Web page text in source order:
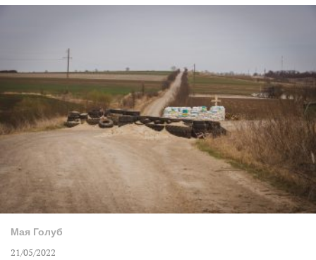
Мая Голуб
21/05/2022